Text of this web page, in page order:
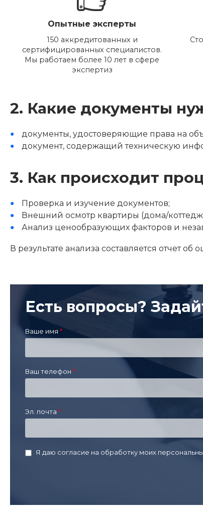
Опытные эксперты
150 аккредитованных и
сертифицированных специалистов.
Мы работаем более 10 лет в сфере
экспертиз
2. Какие документы
документы, удостоверяющие права на
документ, содержащий техническую
3. Как происходит
Проверка и изучение документов;
Внешний осмотр квартиры (дома/
Анализ ценообразующих факторов и
В результате анализа составляется отчет
Есть вопросы?
Ваше имя
Ваш телефон
Эл. почта
Я даю согласие на обработку моих